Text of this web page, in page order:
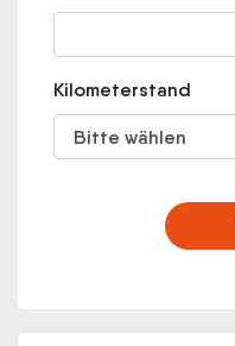
Kilometerstand